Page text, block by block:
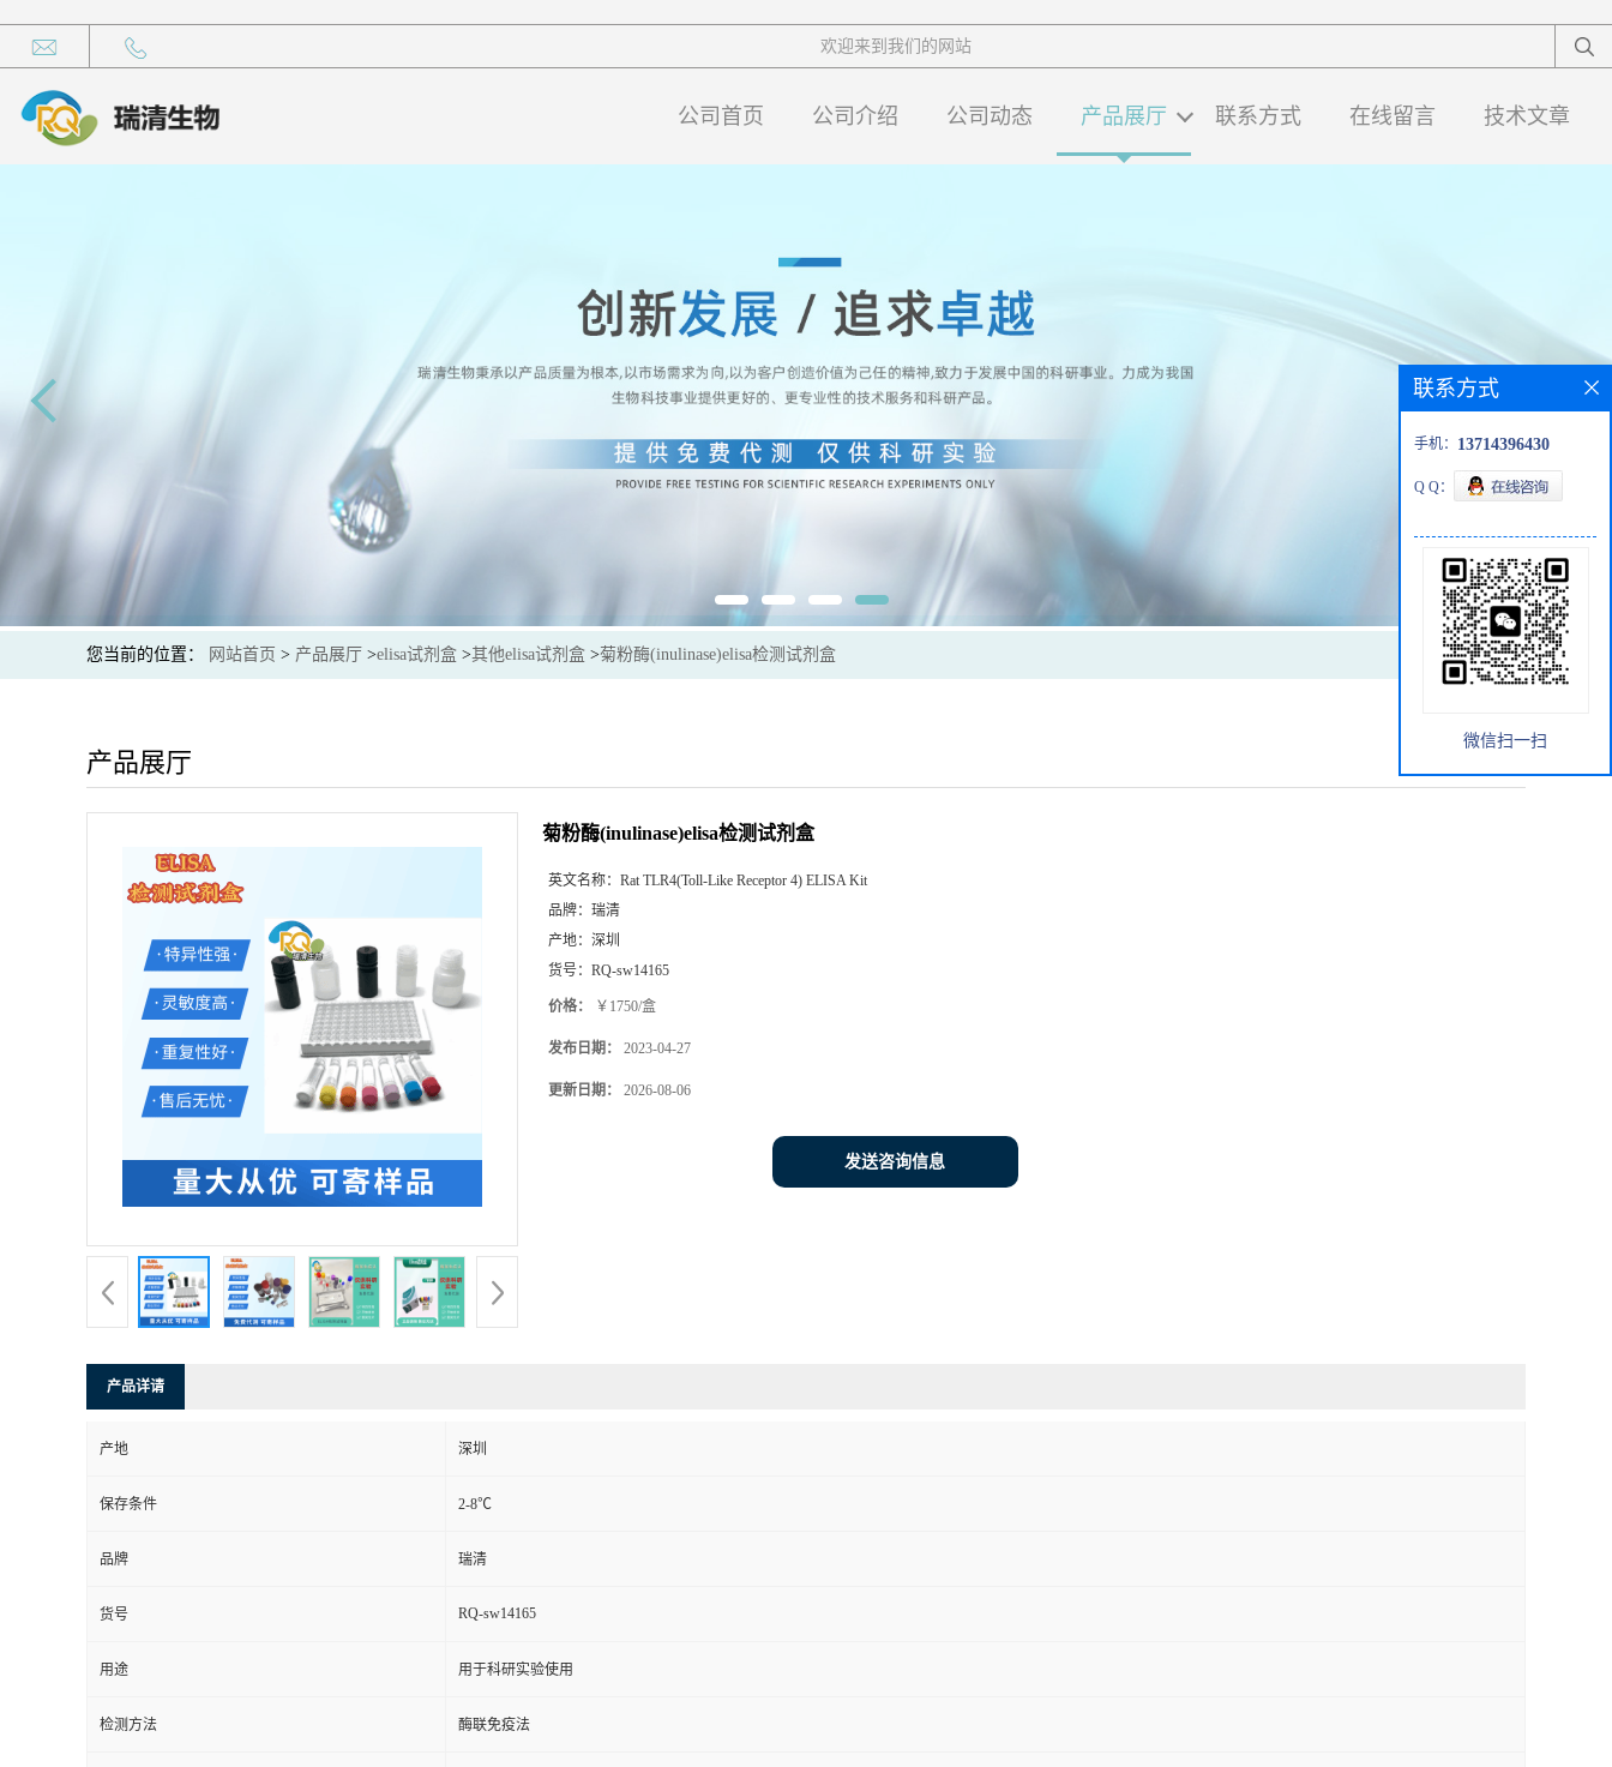
欢迎来到我们的网站
公司首页 公司介绍 公司动态 产品展厅 联系方式 在线留言 技术文章
您当前的位置： 网站首页 > 产品展厅 >elisa试剂盒 >其他elisa试剂盒 >菊粉酶(inulinase)elisa检测试剂盒
产品展厅
菊粉酶(inulinase)elisa检测试剂盒
英文名称： Rat TLR4(Toll-Like Receptor 4) ELISA Kit
品牌： 瑞清
产地： 深圳
货号： RQ-sw14165
价格： ￥1750/盒
发布日期： 2023-04-27
更新日期： 2026-08-06
发送咨询信息
产品详请
产地 深圳
保存条件 2-8℃
品牌 瑞清
货号 RQ-sw14165
用途 用于科研实验使用
检测方法 酶联免疫法
联系方式
手机： 13714396430
Q Q：
微信扫一扫